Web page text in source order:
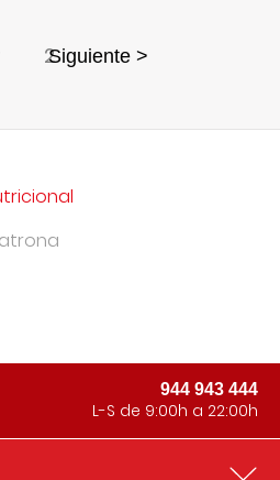
2Siguiente >
944 943 444
L-S de 9:00h a 22:00h